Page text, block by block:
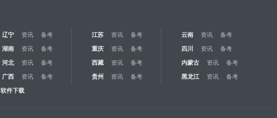
辽宁 资讯 备考 江苏 资讯 备考 云南 资讯
备考
湖南 资讯 备考 重庆 资讯 备考 四川 资讯
备考
河北 资讯 备考 西藏 资讯 备考 内蒙古 资讯
备考
广西 资讯 备考 贵州 资讯 备考 黑龙江 资讯
备考
软件下载